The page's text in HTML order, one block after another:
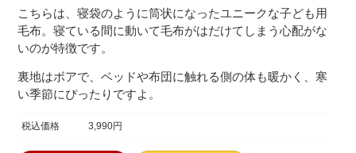
こちらは、寝袋のように筒状になったユニークな子ども用
毛布。寝ている間に動いて毛布がはだけてしまう心配がな
いのが特徴です。
裏地はボアで、ベッドや布団に触れる側の体も暖かく、寒
い季節にぴったりですよ。
税込価格 3,990円